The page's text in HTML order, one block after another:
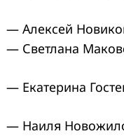
— Алексей
— Светлана
— Екатерина
— Наиля